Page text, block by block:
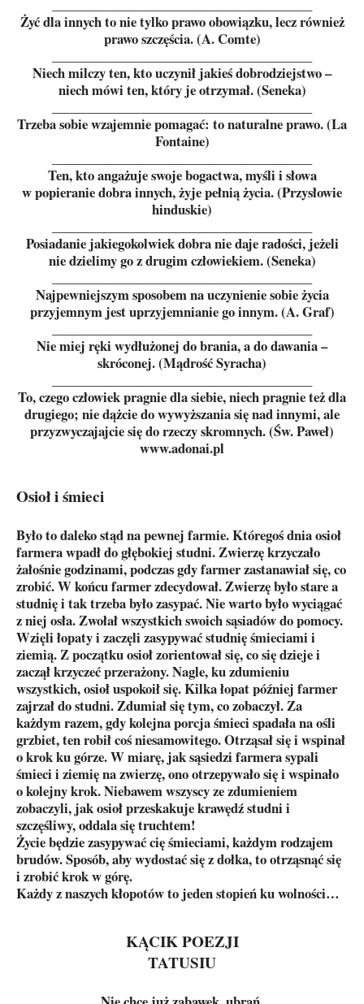
Żyć dla innych to nie tylko prawo obowiązku, lecz również
prawo szczęścia. (A. Comte)
Niech milczy ten, kto uczynił jakieś dobrodziejstwo –
niech mówi ten, który je otrzymał. (Seneka)
Trzeba sobie wzajemnie pomagać: to naturalne prawo. (La
Fontaine)
Ten, kto angażuje swoje bogactwa, myśli i słowa
w popieranie dobra innych, żyje pełnią życia. (Przysłowie
hinduskie)
Posiadanie jakiegokolwiek dobra nie daje radości, jeżeli
nie dzielimy go z drugim człowiekiem. (Seneka)
Najpewniejszym sposobem na uczynienie sobie życia
przyjemnym jest uprzyjemnianie go innym. (A. Graf)
Nie miej ręki wydłużonej do brania, a do dawania –
skróconej. (Mądrość Syracha)
To, czego człowiek pragnie dla siebie, niech pragnie też dla
drugiego; nie dążcie do wywyższania się nad innymi, ale
przyzwyczajajcie się do rzeczy skromnych. (Św. Paweł)
www.adonai.pl
Osioł i śmieci
Było to daleko stąd na pewnej farmie. Któregoś dnia osioł
farmera wpadł do głębokiej studni. Zwierzę krzyczało
żałośnie godzinami, podczas gdy farmer zastanawiał się, co
zrobić. W końcu farmer zdecydował. Zwierzę było stare a
studnię i tak trzeba było zasypać. Nie warto było wyciągać
z niej osła. Zwołał wszystkich swoich sąsiadów do pomocy.
Wzięli łopaty i zaczęli zasypywać studnię śmieciami i
ziemią. Z początku osioł zorientował się, co się dzieje i
zaczął krzyczeć przerażony. Nagle, ku zdumieniu
wszystkich, osioł uspokoił się. Kilka łopat później farmer
zajrzał do studni. Zdumiał się tym, co zobaczył. Za
każdym razem, gdy kolejna porcja śmieci spadała na ośli
grzbiet, ten robił coś niesamowitego. Otrząsał się i wspinał
o krok ku górze. W miarę, jak sąsiedzi farmera sypali
śmieci i ziemię na zwierzę, ono otrzepywało się i wspinało
o kolejny krok. Niebawem wszyscy ze zdumieniem
zobaczyli, jak osioł przeskakuje krawędź studni i
szczęśliwy, oddala się truchtem!
Życie będzie zasypywać cię śmieciami, każdym rodzajem
brudów. Sposób, aby wydostać się z dołka, to otrząsnąć się
i zrobić krok w górę.
Każdy z naszych kłopotów to jeden stopień ku wolności…
KĄCIK POEZJI
TATUSIU